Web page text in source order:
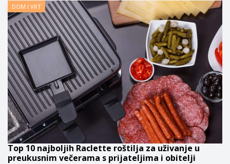
DOM I VRT
Top 10 najboljih Raclette roštilja za uživanje u
preukusnim večerama s prijateljima i obitelji